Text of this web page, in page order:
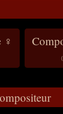
♀